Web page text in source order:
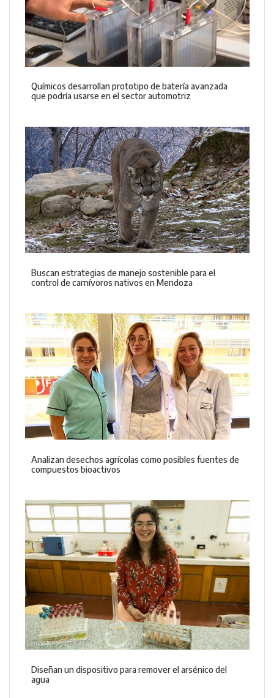
Químicos desarrollan prototipo de batería avanzada
que podría usarse en el sector automotriz
Buscan estrategias de manejo sostenible para el
control de carnívoros nativos en Mendoza
Analizan desechos agrícolas como posibles fuentes de
compuestos bioactivos
Diseñan un dispositivo para remover el arsénico del
agua